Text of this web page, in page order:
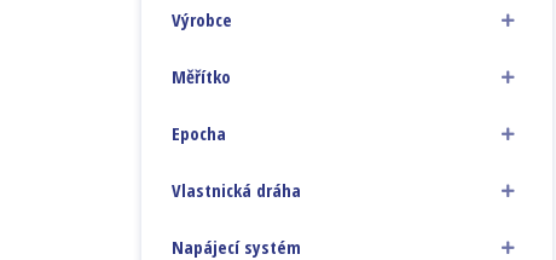
Výrobce
Měřítko
Epocha
Vlastnická dráha
Napájecí systém